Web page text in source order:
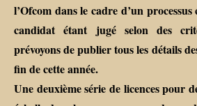
l’Ofcom dans le cadre d’un
candidat étant jugé selon des
prévoyons de publier tous les détails
fin de cette année.
Une deuxième série de licences pour